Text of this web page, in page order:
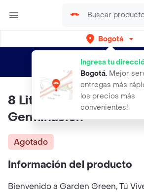
Bogotá
Ingresa tu
Bogotá. Mejor
entregas más
los precios más
convenientes!
envíos gratis por semanas
8 Litros De Sustrato De
Germinación
Agotado
Información del producto
Bienvenido a Garden Green, Tú